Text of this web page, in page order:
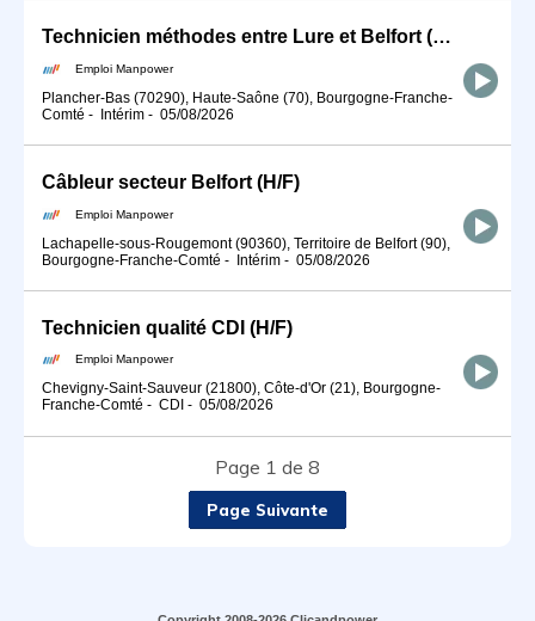
Technicien méthodes entre Lure et Belfort (H/F)
Emploi Manpower
Plancher-Bas (70290), Haute-Saône (70), Bourgogne-Franche-
Comté - Intérim - 05/08/2026
Câbleur secteur Belfort (H/F)
Emploi Manpower
Lachapelle-sous-Rougemont (90360), Territoire de Belfort (90),
Bourgogne-Franche-Comté - Intérim - 05/08/2026
Technicien qualité CDI (H/F)
Emploi Manpower
Chevigny-Saint-Sauveur (21800), Côte-d'Or (21), Bourgogne-
Franche-Comté - CDI - 05/08/2026
Page 1 de 8
Page Suivante